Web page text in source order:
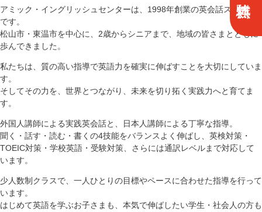
アミック・イングリッシュセンターは、1998年創業の英会話スクール
です。
松山市・東温市を中心に、2歳からシニアまで、地域の皆さまとともに
歩んできました。
私たちは、質の高い指導で英語力を確実に伸ばすことを大切にしていま
す。
そしてその力を、世界とつながり、未来を切り拓く実践力へと育てま
す。
外国人講師による実践英会話と、日本人講師による丁寧な指導。
聞く・話す・読む・書くの4技能をバランスよく伸ばし、英検対策・
TOEIC対策・学校英語・受験対策、さらには通訳レベルまで対応して
います。
少人数制クラスで、一人ひとりの目標やペースに合わせた指導を行って
います。
はじめて英語を学ぶお子さまも、本気で伸ばしたい学生・社会人の方も